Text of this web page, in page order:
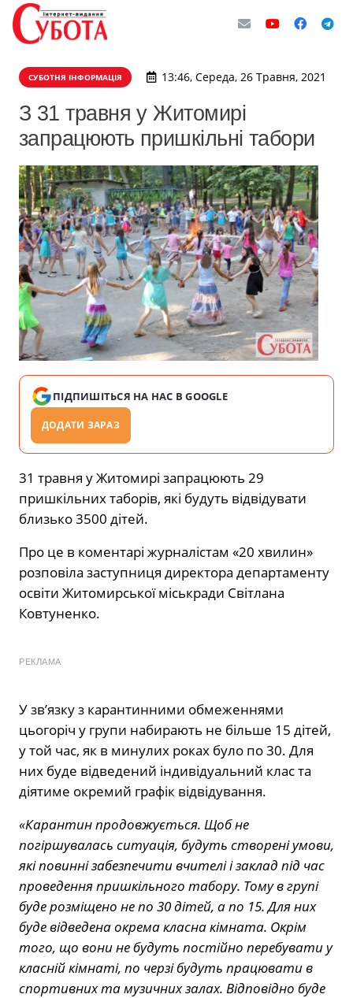
СУБОТНЯ ІНФОРМАЦІЯ 13:46, Середа, 26 Травня, 2021
З 31 травня у Житомирі
запрацюють пришкільні табори
ПІДПИШІТЬСЯ НА НАС В GOOGLE
ДОДАТИ ЗАРАЗ
31 травня у Житомирі запрацюють 29
пришкільних таборів, які будуть відвідувати
близько 3500 дітей.
Про це в коментарі журналістам «20 хвилин»
розповіла заступниця директора департаменту
освіти Житомирської міськради Світлана
Ковтуненко.
РЕКЛАМА
У зв’язку з карантинними обмеженнями
цьогоріч у групи набирають не більше 15 дітей,
у той час, як в минулих роках було по 30. Для
них буде відведений індивідуальний клас та
діятиме окремий графік відвідування.
«Карантин продовжується. Щоб не
погіршувалась ситуація, будуть створені умови,
які повинні забезпечити вчителі і заклад під час
проведення пришкільного табору. Тому в групі
буде розміщено не по 30 дітей, а по 15. Для них
буде відведена окрема класна кімната. Окрім
того, що вони не будуть постійно перебувати у
класній кімнаті, по черзі будуть працювати в
спортивних та музичних залах. Відповідно буде